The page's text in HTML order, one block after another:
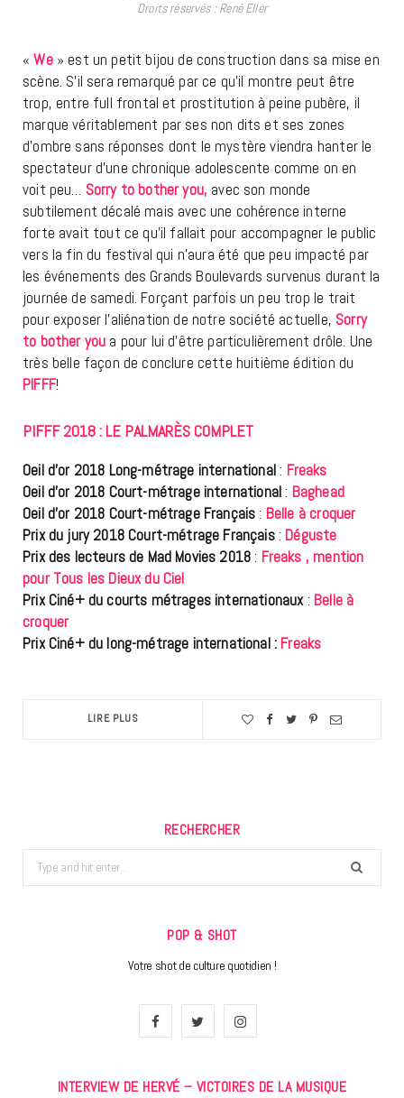
Droits réservés : René Eller
«We» est un petit bijou de construction dans sa mise en
scène. S’il sera remarqué par ce qu’il montre peut être
trop, entre full frontal et prostitution à peine pubère, il
marque véritablement par ses non dits et ses zones
d’ombre sans réponses dont le mystère viendra hanter le
spectateur d’une chronique adolescente comme on en
voit peu… Sorry to bother you, avec son monde
subtilement décalé mais avec une cohérence interne
forte avait tout ce qu’il fallait pour accompagner le public
vers la fin du festival qui n’aura été que peu impacté par
les événements des Grands Boulevards survenus durant la
journée de samedi. Forçant parfois un peu trop le trait
pour exposer l’aliénation de notre société actuelle, Sorry
to bother you a pour lui d’être particulièrement drôle. Une
très belle façon de conclure cette huitième édition du
PIFFF!
PIFFF 2018 : LE PALMARÈS COMPLET
Oeil d’or 2018 Long-métrage international: Freaks
Oeil d’or 2018 Court-métrage international : Baghead
Oeil d’or 2018 Court-métrage Français : Belle à croquer
Prix du jury 2018 Court-métrage Français: Déguste
Prix des lecteurs de Mad Movies 2018 : Freaks , mention
pour Tous les Dieux du Ciel
Prix Ciné+ du courts métrages internationaux: Belle à
croquer
Prix Ciné+ du long-métrage international : Freaks
LIRE PLUS
RECHERCHER
Search
for:
POP & SHOT
Votre shot de culture quotidien !
F
c
i
I
s
INTERVIEW DE HERVÉ – VICTOIRES DE LA MUSIQUE